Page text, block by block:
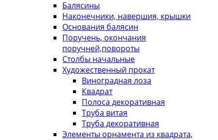
Балясины
Наконечники, навершия, крышки
Основания балясин
Поручень, окончания
поручней,повороты
Столбы начальные
Художественный прокат
Виноградная лоза
Квадрат
Полоса декоративная
Труба витая
Труба декоративная
Элементы орнамента из квадрата,